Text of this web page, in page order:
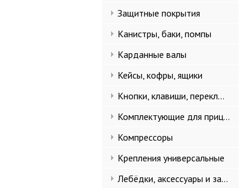
Защитные покрытия
Канистры, баки, помпы
Карданные валы
Кейсы, кофры, ящики
Кнопки, клавиши, переключатели
Комплектующие для прицепов
Компрессоры
Крепления универсальные
Лебёдки, аксессуары и запчасти